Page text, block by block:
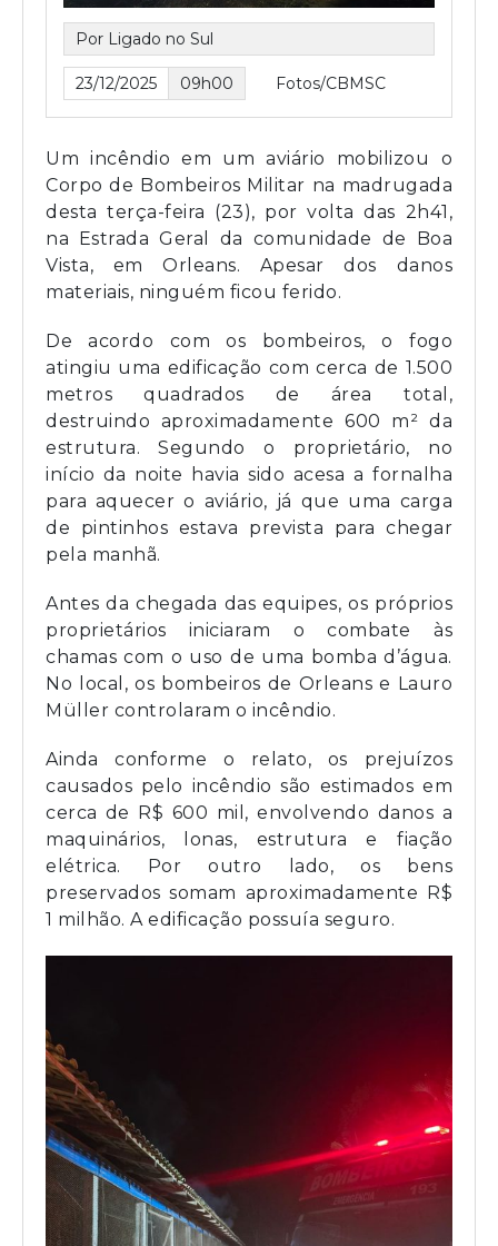
Por Ligado no Sul
23/12/2025 09h00 Fotos/CBMSC
Um incêndio em um aviário mobilizou o
Corpo de Bombeiros Militar na madrugada
desta terça-feira (23), por volta das 2h41,
na Estrada Geral da comunidade de Boa
Vista, em Orleans. Apesar dos danos
materiais, ninguém ficou ferido.
De acordo com os bombeiros, o fogo
atingiu uma edificação com cerca de 1.500
metros quadrados de área total,
destruindo aproximadamente 600 m² da
estrutura. Segundo o proprietário, no
início da noite havia sido acesa a fornalha
para aquecer o aviário, já que uma carga
de pintinhos estava prevista para chegar
pela manhã.
Antes da chegada das equipes, os próprios
proprietários iniciaram o combate às
chamas com o uso de uma bomba d’água.
No local, os bombeiros de Orleans e Lauro
Müller controlaram o incêndio.
Ainda conforme o relato, os prejuízos
causados pelo incêndio são estimados em
cerca de R$ 600 mil, envolvendo danos a
maquinários, lonas, estrutura e fiação
elétrica. Por outro lado, os bens
preservados somam aproximadamente R$
1 milhão. A edificação possuía seguro.